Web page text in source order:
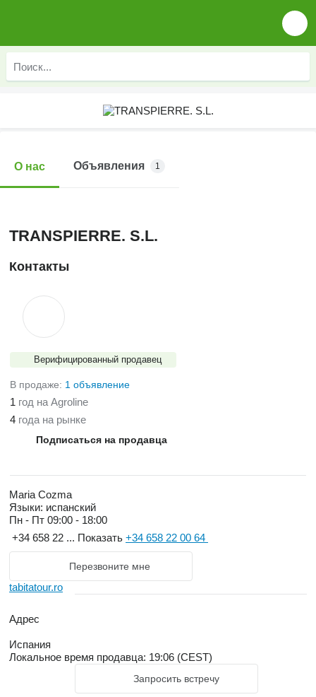
О нас Объявления 1
TRANSPIERRE. S.L.
Контакты
Верифицированный продавец
В продаже: 1 объявление
1 год на Agroline
4 года на рынке
Подписаться на продавца
Maria Cozma
Языки: испанский
Пн - Пт 09:00 - 18:00
+34 658 22 ... Показать +34 658 22 00 64
Перезвоните мне
tabitatour.ro
Адрес
Испания
Локальное время продавца: 19:06 (CEST)
Запросить встречу